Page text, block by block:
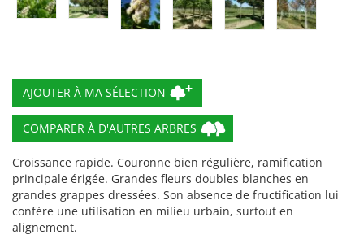
COMPARER À D'AUTRES ARBRES
Croissance rapide. Couronne bien régulière, ramification
principale érigée. Grandes fleurs doubles blanches en
grandes grappes dressées. Son absence de fructification lui
confère une utilisation en milieu urbain, surtout en
alignement.